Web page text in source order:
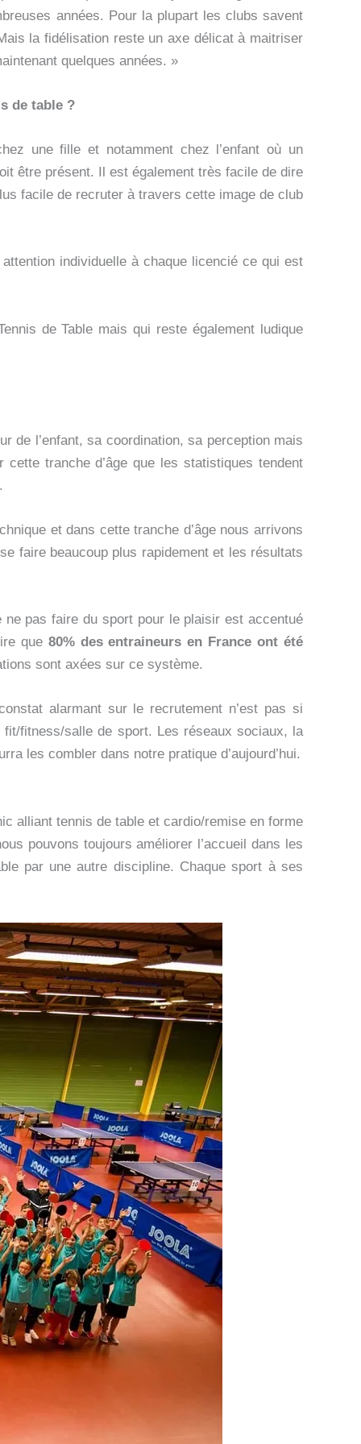
années. Pour la plupart les clubs savent
la fidélisation reste un axe délicat à maitriser
quelques années. »
de table ?
une fille et notamment chez l’enfant où un
être présent. Il est également très facile de dire
facile de recruter à travers cette image de club
individuelle à chaque licencié ce qui est
de Table mais qui reste également ludique
de l’enfant, sa coordination, sa perception mais
tranche d’âge que les statistiques tendent
et dans cette tranche d’âge nous arrivons
faire beaucoup plus rapidement et les résultats
pas faire du sport pour le plaisir est accentué
que 80% des entraineurs en France ont été
sont axées sur ce système.
alarmant sur le recrutement n’est pas si
fitness/salle de sport. Les réseaux sociaux, la
les combler dans notre pratique d’aujourd’hui.
alliant tennis de table et cardio/remise en forme
pouvons toujours améliorer l’accueil dans les
par une autre discipline. Chaque sport à ses